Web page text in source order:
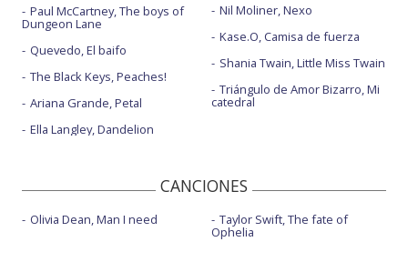
Paul McCartney, The boys of
Dungeon Lane
Quevedo, El baifo
The Black Keys, Peaches!
Ariana Grande, Petal
Ella Langley, Dandelion
Nil Moliner, Nexo
Kase.O, Camisa de fuerza
Shania Twain, Little Miss Twain
Triángulo de Amor Bizarro, Mi
catedral
CANCIONES
Olivia Dean, Man I need Taylor Swift, The fate of
Ophelia